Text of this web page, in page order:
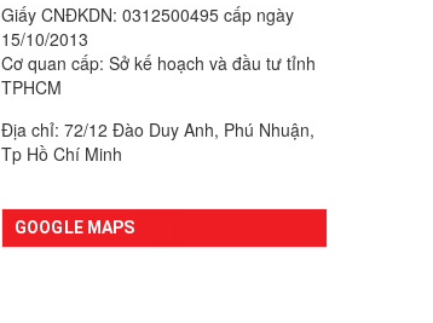
Giấy CNĐKDN: 0312500495 cấp ngày
15/10/2013
Cơ quan cấp: Sở kế hoạch và đầu tư tỉnh
TPHCM
Địa chỉ: 72/12 Đào Duy Anh, Phú Nhuận,
Tp Hồ Chí Minh
GOOGLE MAPS